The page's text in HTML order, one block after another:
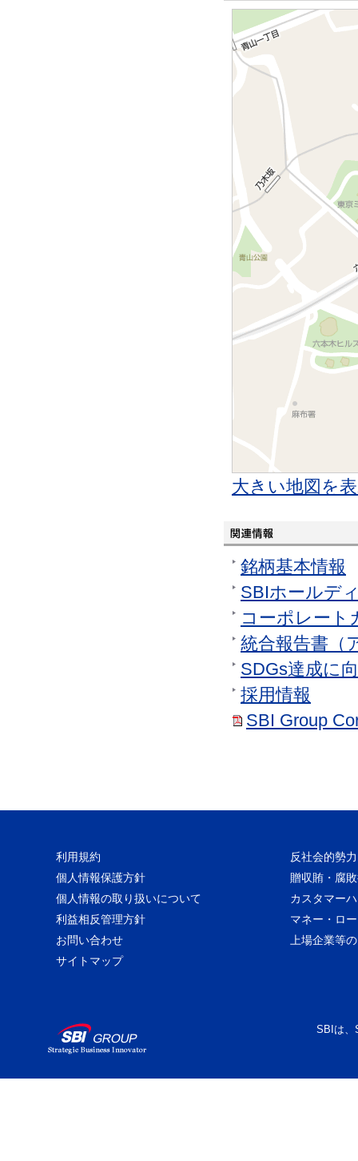
大きい地図を
銘柄基本情報
SBIホールデ
コーポレート
統合報告書（
SDGs達成に
採用情報
SBI Group
利用規約
反社会的勢
個人情報保護方針
贈収賄・腐
個人情報の取り扱いについて
カスタマー
利益相反管理方針
マネー・ロ
お問い合わせ
上場企業等
サイトマップ
SBIは、